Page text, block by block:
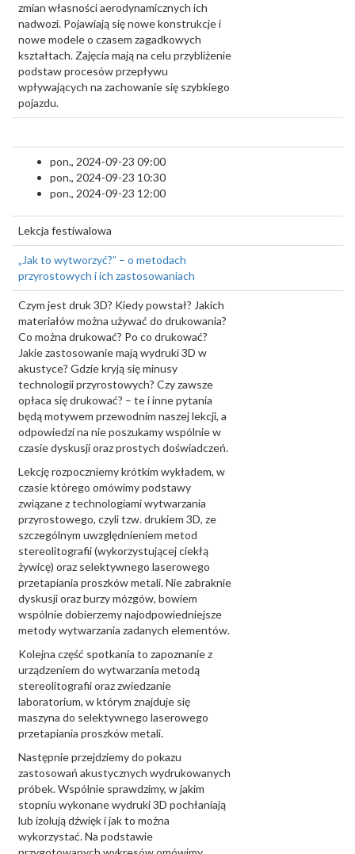
zmian własności aerodynamicznych ich
nadwozi. Pojawiają się nowe konstrukcje i
nowe modele o czasem zagadkowych
kształtach. Zajęcia mają na celu przybliżenie
podstaw procesów przepływu
wpływających na zachowanie się szybkiego
pojazdu.
pon., 2024-09-23 09:00
pon., 2024-09-23 10:30
pon., 2024-09-23 12:00
Lekcja festiwalowa
„Jak to wytworzyć?” – o metodach
przyrostowych i ich zastosowaniach
Czym jest druk 3D? Kiedy powstał? Jakich
materiałów można używać do drukowania?
Co można drukować? Po co drukować?
Jakie zastosowanie mają wydruki 3D w
akustyce? Gdzie kryją się minusy
technologii przyrostowych? Czy zawsze
opłaca się drukować? – te i inne pytania
będą motywem przewodnim naszej lekcji, a
odpowiedzi na nie poszukamy wspólnie w
czasie dyskusji oraz prostych doświadczeń.
Lekcję rozpoczniemy krótkim wykładem, w
czasie którego omówimy podstawy
związane z technologiami wytwarzania
przyrostowego, czyli tzw. drukiem 3D, ze
szczególnym uwzględnieniem metod
stereolitografii (wykorzystującej ciekłą
żywicę) oraz selektywnego laserowego
przetapiania proszków metali. Nie zabraknie
dyskusji oraz burzy mózgów, bowiem
wspólnie dobierzemy najodpowiedniejsze
metody wytwarzania zadanych elementów.
Kolejna część spotkania to zapoznanie z
urządzeniem do wytwarzania metodą
stereolitografii oraz zwiedzanie
laboratorium, w którym znajduje się
maszyna do selektywnego laserowego
przetapiania proszków metali.
Następnie przejdziemy do pokazu
zastosowań akustycznych wydrukowanych
próbek. Wspólnie sprawdzimy, w jakim
stopniu wykonane wydruki 3D pochłaniają
lub izolują dźwięk i jak to można
wykorzystać. Na podstawie